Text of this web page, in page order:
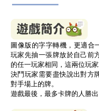
圖像版的字字轉機，更適合
玩家先抽一張牌放於自己前
的任一玩家相同，這兩位玩
決鬥玩家需要盡快說出對方
對手場上的牌。
遊戲最後，最多卡牌的人勝出